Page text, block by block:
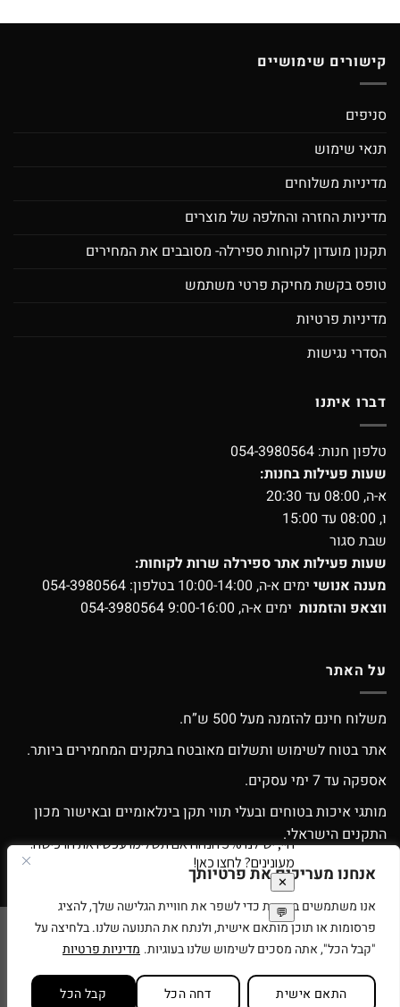
אנחנו מעריכים את פרטיותך
אנו משתמשים בעוגיות כדי לשפר את חוויית הגלישה שלך, להציג
פרסומות או תוכן מותאם אישית, ולנתח את התנועה שלנו. בלחיצה על
"קבל הכל", אתה מסכים לשימוש שלנו בעוגיות. מדיניות פרטיות
התאם אישית דחה הכל קבל הכל
קישורים שימושיים
סניפים
תנאי שימוש
מדיניות משלוחים
מדיניות החזרה והחלפה של מוצרים
תקנון מועדון לקוחות ספירלה- מסובבים את המחירים
טופס בקשת מחיקת פרטי משתמש
מדיניות פרטיות
הסדרי נגישות
דברו איתנו
טלפון חנות: 054-3980564
שעות פעילות בחנות:
א-ה, 08:00 עד 20:30
ו, 08:00 עד 15:00
שבת סגור
שעות פעילות אתר ספירלה שרות לקוחות:
מענה אנושי ימים א-ה, 10:00-14:00 בטלפון:
054-3980564
ווצאפ והזמנות ימים א-ה, 9:00-16:00 054-3980564
על האתר
משלוח חינם להזמנה מעל 500 ש”ח.
אתר בטוח לשימוש ותשלום מאובטח בתקנים המחמירים ביותר.
אספקה עד 7 ימי עסקים.
מותגי איכות בטוחים ובעלי תווי תקן בינלאומיים ובאישור מכון
התקנים הישראלי.
אפשרות החלפה / החזרה עפ”י התקנון.
Visa
MasterCard
American
Express
Apple
Pay
Google
Pay
רוצים להיות זכיינים של ספירלה צעצועים?